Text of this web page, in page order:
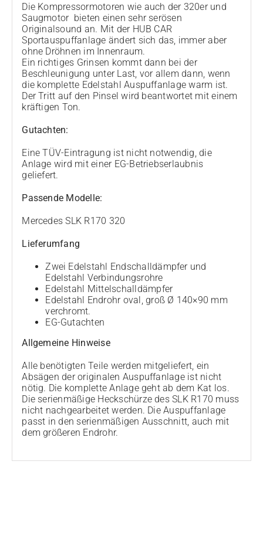
Die Kompressormotoren wie auch der 320er und
Saugmotor bieten einen sehr serösen
Originalsound an. Mit der HUB CAR
Sportauspuffanlage ändert sich das, immer aber
ohne Dröhnen im Innenraum.
Ein richtiges Grinsen kommt dann bei der
Beschleunigung unter Last, vor allem dann, wenn
die komplette Edelstahl Auspuffanlage warm ist.
Der Tritt auf den Pinsel wird beantwortet mit einem
kräftigen Ton.
Gutachten:
Eine TÜV-Eintragung ist nicht notwendig, die
Anlage wird mit einer EG-Betriebserlaubnis
geliefert.
Passende Modelle:
Mercedes SLK R170 320
Lieferumfang
Zwei Edelstahl Endschalldämpfer und
Edelstahl Verbindungsrohre
Edelstahl Mittelschalldämpfer
Edelstahl Endrohr oval, groß Ø 140×90 mm
verchromt.
EG-Gutachten
Allgemeine Hinweise
Alle benötigten Teile werden mitgeliefert, ein
Absägen der originalen Auspuffanlage ist nicht
nötig. Die komplette Anlage geht ab dem Kat los.
Die serienmäßige Heckschürze des SLK R170 muss
nicht nachgearbeitet werden. Die Auspuffanlage
passt in den serienmäßigen Ausschnitt, auch mit
dem größeren Endrohr.